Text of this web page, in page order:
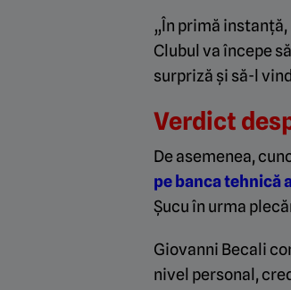
„În primă
Clubul va începe
surpriză și să-l
Verdict
De asemenea,
pe banca tehnică
Șucu în urma
Giovanni Becali
nivel personal,